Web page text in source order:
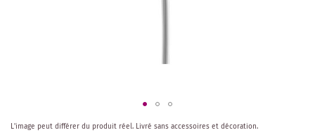
Skip
L'image peut différer du produit réel. Livré sans accessoires et décoration.